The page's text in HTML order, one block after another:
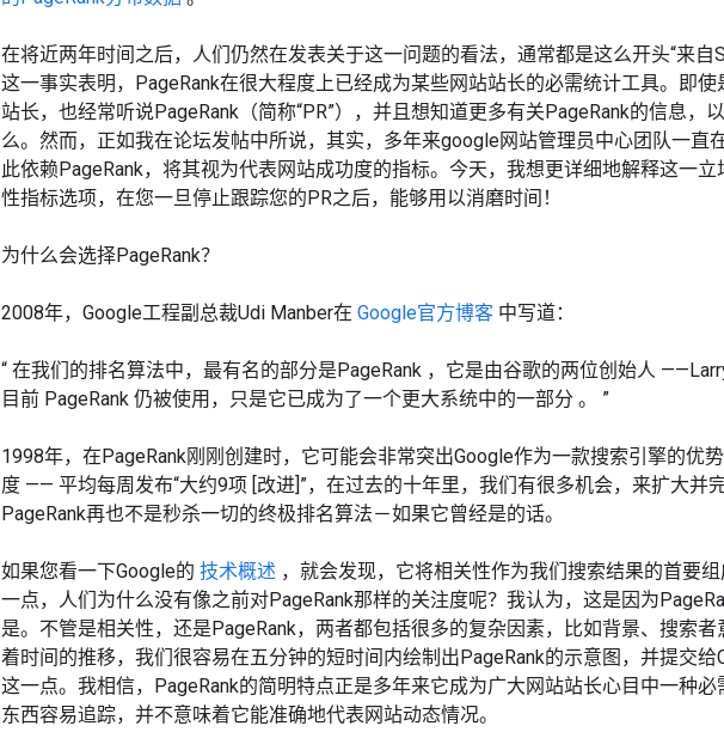
在将近两年时间之后，人们仍然在发表关于这一问题的看法，通常都是这么开头“来自
这一事实表明，PageRank在很大程度上已经成为某些网站站长的必需统计工具。即
站长，也经常听说PageRank（简称“PR”），并且想知道更多有关PageRank的信息，
么。然而，正如我在论坛发帖中所说，其实，多年来google网站管理员中心团队一直
此依赖PageRank，将其视为代表网站成功度的指标。今天，我想更详细地解释这一
性指标选项，在您一旦停止跟踪您的PR之后，能够用以消磨时间！
为什么会选择PageRank？
2008年，Google工程副总裁Udi Manber在 Google官方博客 中写道：
“ 在我们的排名算法中，最有名的部分是PageRank ，它是由谷歌的两位创始人
目前 PageRank 仍被使用，只是它已成为了一个更大系统中的一部分 。 ”
1998年，在PageRank刚刚创建时，它可能会非常突出Google作为一款搜索引擎的优
度 —— 平均每周发布“大约9项 [改进]”，在过去的十年里，我们有很多机会，来扩大并
PageRank再也不是秒杀一切的终极排名算法－如果它曾经是的话。
如果您看一下Google的 技术概述 ，就会发现，它将相关性作为我们搜索结果的首要
一点，人们为什么没有像之前对PageRank那样的关注度呢？我认为，这是因为
是。不管是相关性，还是PageRank，两者都包括很多的复杂因素，比如背景、搜索
着时间的推移，我们很容易在五分钟的短时间内绘制出PageRank的示意图，并提交给
这一点。我相信，PageRank的简明特点正是多年来它成为广大网站站长心目中一种
东西容易追踪，并不意味着它能准确地代表网站动态情况。